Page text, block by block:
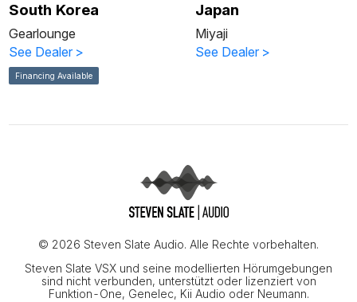
South Korea
Gearlounge
See Dealer >
Financing Available
Japan
Miyaji
See Dealer >
© 2026 Steven Slate Audio. Alle Rechte vorbehalten.
Steven Slate VSX und seine modellierten Hörumgebungen
sind nicht verbunden, unterstützt oder lizenziert von
Funktion-One, Genelec, Kii Audio oder Neumann.